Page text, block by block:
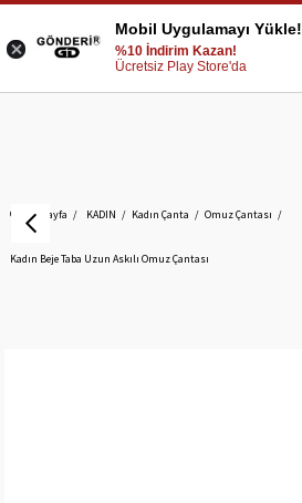
Anasayfa KADIN Kadın Çanta Omuz Çantası
Kadın Beje Taba Uzun Askılı Omuz Çantası
Mobil Uygulamayı Yükle!
%10 İndirim Kazan!
Ücretsiz Play Store'da